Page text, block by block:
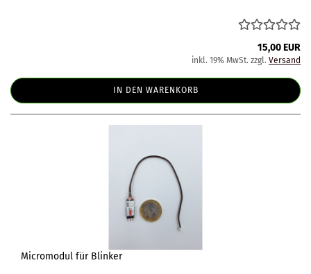
15,00 EUR
inkl. 19% MwSt. zzgl. Versand
IN DEN WARENKORB
Micromodul für Blinker